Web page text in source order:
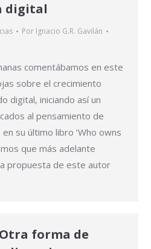
digital
Por Ignacio G.R. Gavilán
comentábamos en este
sobre el crecimiento
digital, iniciando así un
al pensamiento de
su último libro ‘Who owns
que más adelante
propuesta de este autor
forma de